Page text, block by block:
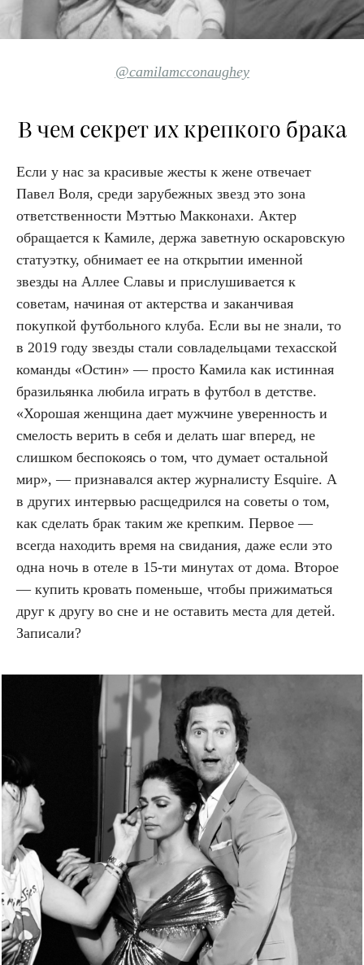
@camilamcconaughey
В чем секрет их крепкого брака
Если у нас за красивые жесты к жене отвечает
Павел Воля, среди зарубежных звезд это зона
ответственности Мэттью Макконахи. Актер
обращается к Камиле, держа заветную оскаровскую
статуэтку, обнимает ее на открытии именной
звезды на Аллее Славы и прислушивается к
советам, начиная от актерства и заканчивая
покупкой футбольного клуба. Если вы не знали, то
в 2019 году звезды стали совладельцами техасской
команды «Остин» — просто Камила как истинная
бразильянка любила играть в футбол в детстве.
«Хорошая женщина дает мужчине уверенность и
смелость верить в себя и делать шаг вперед, не
слишком беспокоясь о том, что думает остальной
мир», — признавался актер журналисту Esquire. А
в других интервью расщедрился на советы о том,
как сделать брак таким же крепким. Первое —
всегда находить время на свидания, даже если это
одна ночь в отеле в 15-ти минутах от дома. Второе
— купить кровать поменьше, чтобы прижиматься
друг к другу во сне и не оставить места для детей.
Записали?